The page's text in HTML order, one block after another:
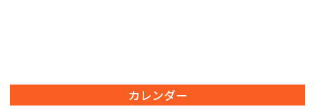
カレンダー